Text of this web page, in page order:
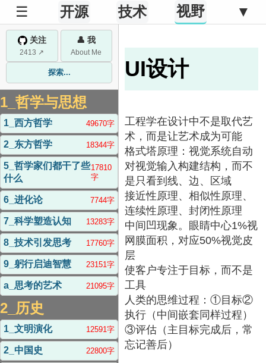
☰ 开源 技术 视野 ▼
关注
2413 ↗
👤 我
About Me
探索...
1_哲学与思想
1_西方哲学 49670字
2_东方哲学 18344字
5_哲学家们都干了些
什么
17810
字
6_进化论 7744字
7_科学塑造认知 13283字
8_技术引发思考 17760字
9_躬行启迪智慧 23151字
a_思考的艺术 21095字
2_历史
1_文明演化 12591字
2_中国史 22800字
UI设计
工程学在设计中不是取代艺
术，而是让艺术成为可能
格式塔原理：视觉系统自动
对视觉输入构建结构，而不
是只看到线、边、区域
接近性原理、相似性原理、
连续性原理、封闭性原理
中间凹现象。眼睛中心1%视
网膜面积，对应50%视觉皮
层
使客户专注于目标，而不是
工具
人类的思维过程：①目标②
执行（中间嵌套同样过程）
③评估（主目标完成后，常
忘记善后）